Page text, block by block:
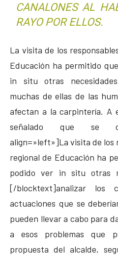
CANALONES AL
RAYO POR ELLOS.
La visita de los
Educación ha permitido
in situ otras
muchas de ellas de las
afectan a la carpintería. A
señalado que se
align=»left»]La visita de los
regional de Educación ha
podido ver in situ otras
[/blocktext]analizar los
actuaciones que se
pueden llevar a cabo para
a esos problemas que
propuesta del alcalde,